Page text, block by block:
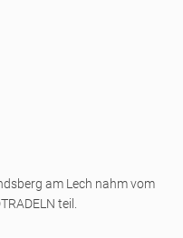
am Lech nahm vom
teil.